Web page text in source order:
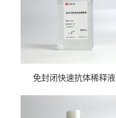
免封闭快速抗体稀释液